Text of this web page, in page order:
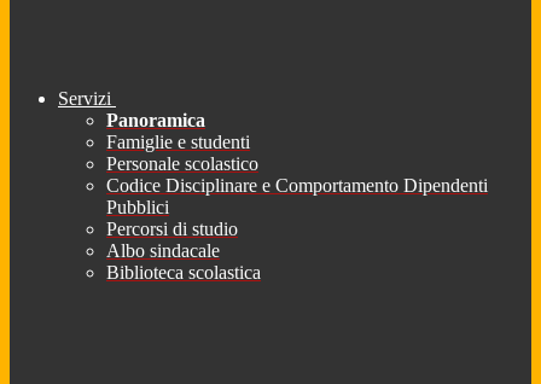
Servizi
Panoramica
Famiglie e studenti
Personale scolastico
Codice Disciplinare e Comportamento Dipendenti
Pubblici
Percorsi di studio
Albo sindacale
Biblioteca scolastica